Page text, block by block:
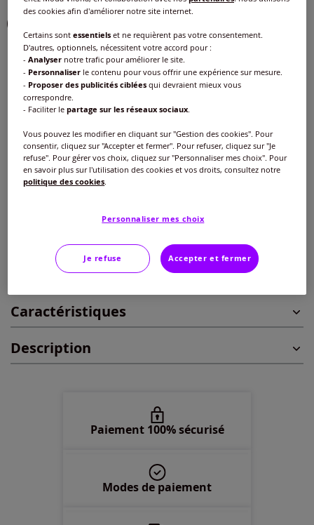
Choisir une couleur :
Modèle :
Longueur courte
Longueur courte
Taille standard
Taille :
Veuillez sélectionner une taille
Disponible dans 4 semaines
46 -Disponible dans 4 semaines
48 -En stock
Ajouter au panier
Caractéristiques
Description
Paiement 100% sécurisé
Modes de paiement
des cookies afin d'améliorer notre site internet.
Certains sontessentiels et ne requièrent pas votre consentement.
D'autres, optionnels, nécessitent votre accord pour :
-Analyser notre trafic pour améliorer le site.
- Personnaliser le contenu pour vous offrir une expérience sur mesure.
- Proposer des publicités ciblées qui devraient mieux vous
correspondre.
- Faciliter lepartage sur les réseaux sociaux.
Vous pouvez les modifier en cliquant sur "Gestion des cookies". Pour
consentir, cliquez sur "Accepter et fermer". Pour refuser, cliquez sur "Je
refuse". Pour gérer vos choix, cliquez sur "Personnaliser mes choix". Pour
en savoir plus sur l'utilisation des cookies et vos droits, consultez notre
politique des cookies.
Personnaliser mes choix
Je refuse Accepter et fermer